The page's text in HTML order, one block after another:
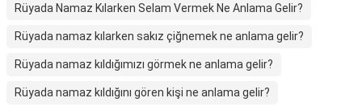
Rüyada Namaz Kılarken Selam Vermek Ne Anlama Gelir?
Rüyada namaz kılarken sakız çiğnemek ne anlama gelir?
Rüyada namaz kıldığımızı görmek ne anlama gelir?
Rüyada namaz kıldığını gören kişi ne anlama gelir?